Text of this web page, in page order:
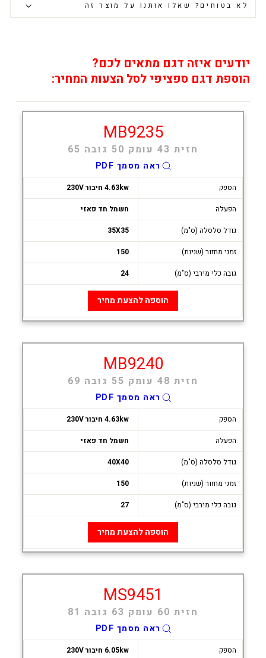
לא בטוחים? שאלו אותנו על מוצר זה
יודעים איזה דגם מתאים לכם?
הוספת דגם ספציפי לסל הצעות המחיר:
MB9235
חזית 43 עומק 50 גובה 65
ראה מסמך PDF
הספק
4.63kw חיבור 230V
הפעלה
חשמל חד פאזי
גודל סלסלה (ס"מ)
35X35
זמני מחזור (שניות)
150
גובה כלי מירבי (ס"מ)
24
הוספה להצעת מחיר
MB9240
חזית 48 עומק 55 גובה 69
ראה מסמך PDF
הספק
4.63kw חיבור 230V
הפעלה
חשמל חד פאזי
גודל סלסלה (ס"מ)
40X40
זמני מחזור (שניות)
150
גובה כלי מירבי (ס"מ)
27
הוספה להצעת מחיר
MS9451
חזית 60 עומק 63 גובה 81
ראה מסמך PDF
הספק 6.05kw חיבור 230V